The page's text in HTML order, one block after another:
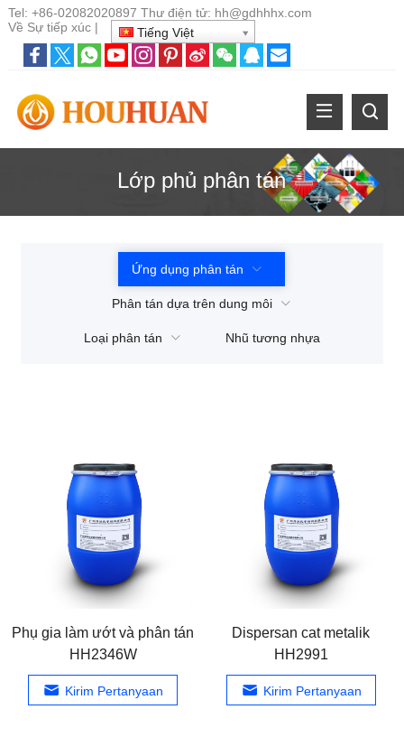
Tel: +86-02082020897 Thư điện tử: hh@gdhhhx.com
Về Sự tiếp xúc| Tiếng Việt
Lớp phủ phân tán
Ứng dụng phân tán
Phân tán dựa trên dung môi
Loại phân tán Nhũ tương nhựa
Phụ gia làm ướt và phân tán
HH2346W
Kirim Pertanyaan
Dispersan cat metalik
HH2991
Kirim Pertanyaan